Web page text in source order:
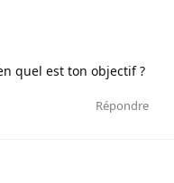
quel est ton objectif ?
Répondre